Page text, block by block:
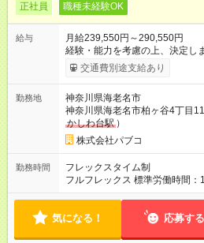
正社員 職種未経験OK
給与
月給239,550円～290,550円
経験・能力を考慮の上、決定し
じて別途支給します。 扶養家族ある場合は、家族手当あり 配
偶者10,000円 18歳未満の子5,000円/人 【試用期
です。 試用期間について、3～6
中は、確定拠出年金加入なし、
交通費別途支給あり
勤務地
神奈川県海老名市
神奈川県海老名市柏ヶ谷4丁目
かしわ台駅 ）
株式会社パブコ
勤務時間
フレックスタイム制
フルフレックス 標準労働時間
能性あり（月平均10時間程度
ります）
気になる！ 応募する